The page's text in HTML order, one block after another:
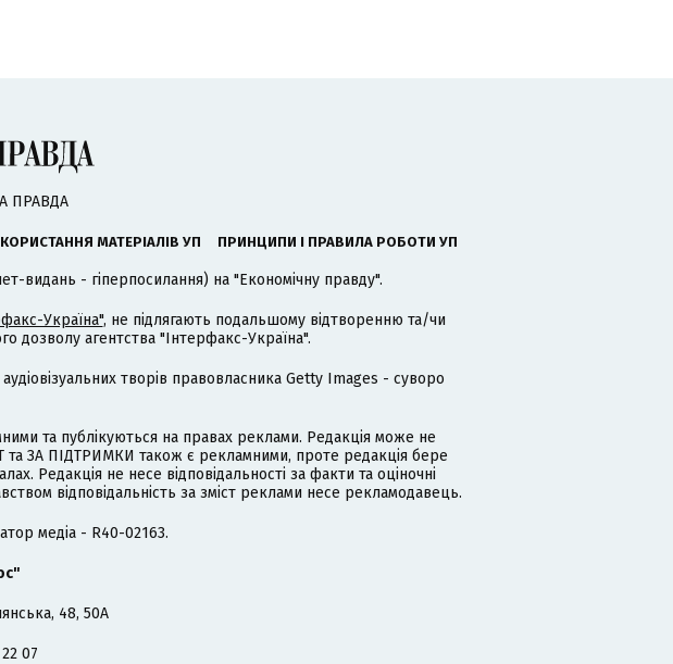
ПРАВДА
МАТЕРІАЛІВ УП ПРИНЦИПИ І ПРАВИЛА РОБОТИ УП
видань - гіперпосилання) на "Економічну правду".
Україна", не підлягають подальшому відтворенню та/чи
дозволу агентства "Інтерфакс-Україна".
творів правовласника Getty Images - суворо
та публікуються на правах реклами. Редакція може не
ЗА ПІДТРИМКИ також є рекламними, проте редакція бере
Редакція не несе відповідальності за факти та оціночні
відповідальність за зміст реклами несе рекламодавець.
медіа - R40-02163.
48, 50А
07